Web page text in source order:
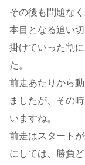
その後も問題な
本目となる追い
掛けていった割
た。
前走あたりから
ましたが、その
いますね。
前走はスタート
にしては、勝負